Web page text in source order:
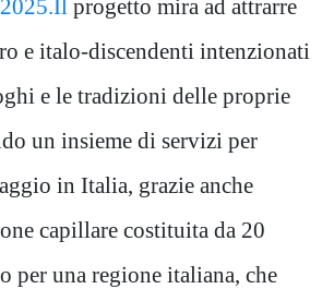
progetto mira ad attrarre
e italo-discendenti intenzionati
e le tradizioni delle proprie
un insieme di servizi per
in Italia, grazie anche
capillare costituita da 20
per una regione italiana, che